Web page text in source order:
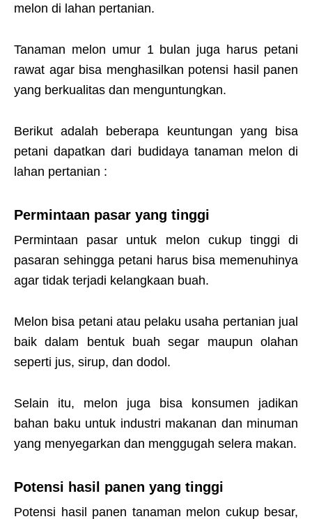
melon di lahan pertanian.
Tanaman melon umur 1 bulan juga harus petani
rawat agar bisa menghasilkan potensi hasil panen
yang berkualitas dan menguntungkan.
Berikut adalah beberapa keuntungan yang bisa
petani dapatkan dari budidaya tanaman melon di
lahan pertanian :
Permintaan pasar yang tinggi
Permintaan pasar untuk melon cukup tinggi di
pasaran sehingga petani harus bisa memenuhinya
agar tidak terjadi kelangkaan buah.
Melon bisa petani atau pelaku usaha pertanian jual
baik dalam bentuk buah segar maupun olahan
seperti jus, sirup, dan dodol.
Selain itu, melon juga bisa konsumen jadikan
bahan baku untuk industri makanan dan minuman
yang menyegarkan dan menggugah selera makan.
Potensi hasil panen yang tinggi
Potensi hasil panen tanaman melon cukup besar,